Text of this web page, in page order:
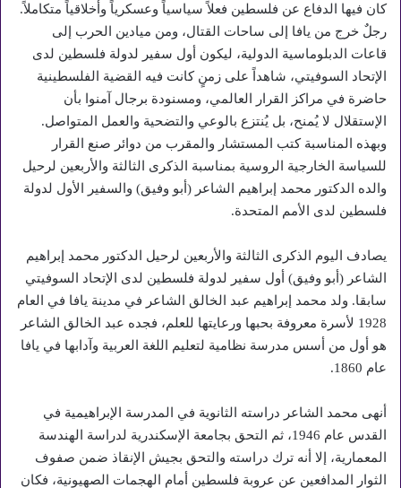
كان فيها الدفاع عن فلسطين فعلاً سياسياً وعسكرياً وأخلاقياً متكاملاً.
رجلٌ خرج من يافا إلى ساحات القتال، ومن ميادين الحرب إلى
قاعات الدبلوماسية الدولية، ليكون أول سفير لدولة فلسطين لدى
الإتحاد السوفيتي، شاهداً على زمنٍ كانت فيه القضية الفلسطينية
حاضرة في مراكز القرار العالمي، ومسنودة برجال آمنوا بأن
الإستقلال لا يُمنح، بل يُنتزع بالوعي والتضحية والعمل المتواصل.
وبهذه المناسبة كتب المستشار والمقرب من دوائر صنع القرار
للسياسة الخارجية الروسية بمناسبة الذكرى الثالثة والأربعين لرحيل
والده الدكتور محمد إبراهيم الشاعر (أبو وفيق) والسفير الأول لدولة
فلسطين لدى الأمم المتحدة.
يصادف اليوم الذكرى الثالثة والأربعين لرحيل الدكتور محمد إبراهيم
الشاعر (أبو وفيق) أول سفير لدولة فلسطين لدى الإتحاد السوفيتي
سابقا. ولد محمد إبراهيم عبد الخالق الشاعر في مدينة يافا في العام
1928 لأسرة معروفة بحبها ورعايتها للعلم، فجده عبد الخالق الشاعر
هو أول من أسس مدرسة نظامية لتعليم اللغة العربية وآدابها في يافا
عام 1860.
أنهى محمد الشاعر دراسته الثانوية في المدرسة الإبراهيمية في
القدس عام 1946، ثم التحق بجامعة الإسكندرية لدراسة الهندسة
المعمارية، إلا أنه ترك دراسته والتحق بجيش الإنقاذ ضمن صفوف
الثوار المدافعين عن عروبة فلسطين أمام الهجمات الصهيونية، فكان